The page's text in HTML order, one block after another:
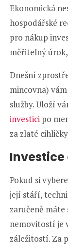
Ekonomická
hospodářské
pro nákup
měřitelný
Dnešní
mincovna)
služby. Uloží
investici po
za zlaté
Pokud si
její stáří,
zaručeně máte
nemovitostí je
záležitostí. Za